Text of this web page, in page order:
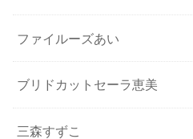
ファイルーズあい
ブリドカットセーラ恵美
三森すずこ